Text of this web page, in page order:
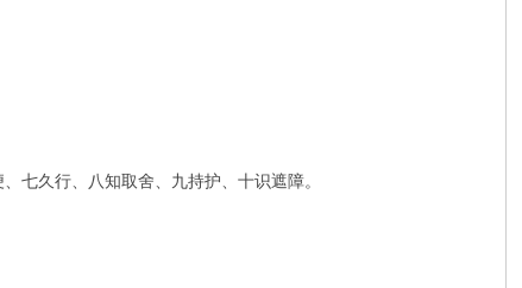
七久行、八知取舍、九持护、十识遮障。